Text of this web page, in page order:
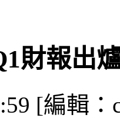
財報出
[編輯：